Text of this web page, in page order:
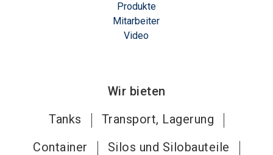
Produkte
Mitarbeiter
Video
Wir bieten
Tanks
Transport, Lagerung
Container
Silos und Silobauteile